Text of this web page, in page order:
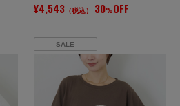
¥4,543（税込） 30%OFF
SALE